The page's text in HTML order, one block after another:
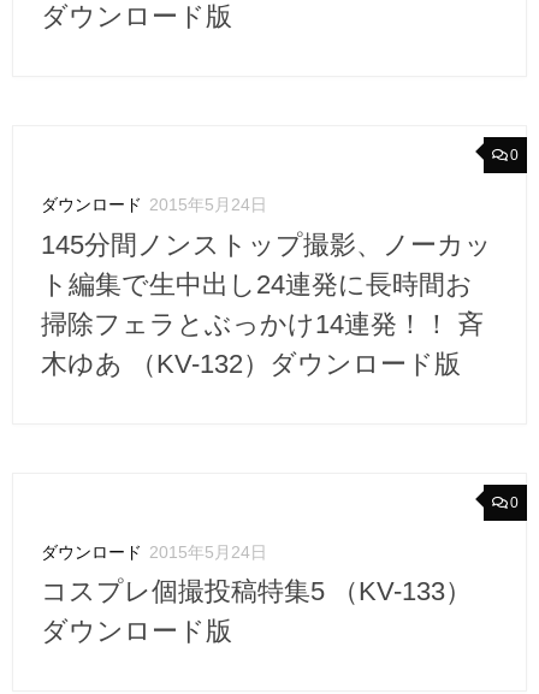
ダウンロード版
0
ダウンロード 2015年5月24日
145分間ノンストップ撮影、ノーカッ
ト編集で生中出し24連発に長時間お
掃除フェラとぶっかけ14連発！！ 斉
木ゆあ （KV-132）ダウンロード版
0
ダウンロード 2015年5月24日
コスプレ個撮投稿特集5 （KV-133）
ダウンロード版